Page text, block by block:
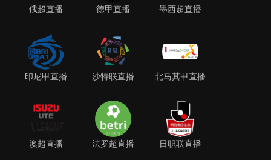
俄超直播 德甲直播 墨西超直播
印尼甲直播 沙特联直播 北马其甲直播
澳超直播 法罗超直播 日职联直播